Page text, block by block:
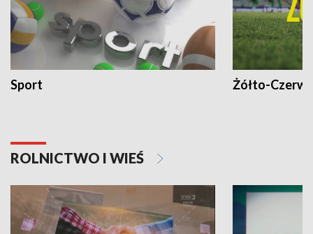
Sport Żółto-
ROLNICTWO I WIEŚ